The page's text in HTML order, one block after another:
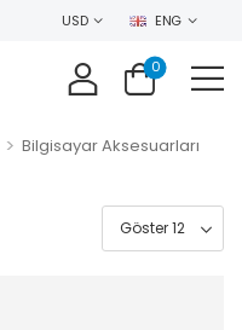
USD ENG
0
> Bilgisayar Aksesuarları